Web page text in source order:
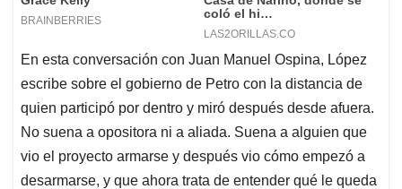
En esta conversación con Juan Manuel Ospina, López
escribe sobre el gobierno de Petro con la distancia de
quien participó por dentro y miró después desde afuera.
No suena a opositora ni a aliada. Suena a alguien que
vio el proyecto armarse y después vio cómo empezó a
desarmarse, y que ahora trata de entender qué le queda